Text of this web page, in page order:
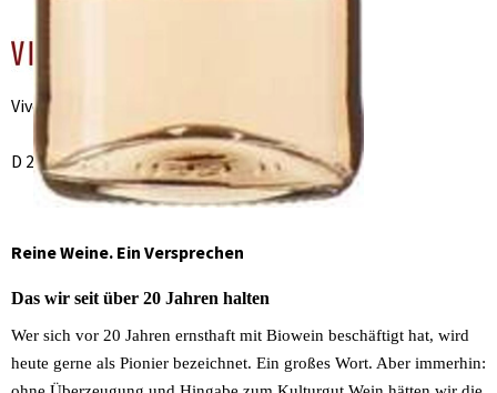
VivoLoVin oHG
D 28199 Bremen
Reine Weine. Ein Versprechen
Das wir seit über 20 Jahren halten
Wer sich vor 20 Jahren ernsthaft mit Biowein beschäftigt hat, wird
heute gerne als Pionier bezeichnet. Ein großes Wort. Aber immerhin: